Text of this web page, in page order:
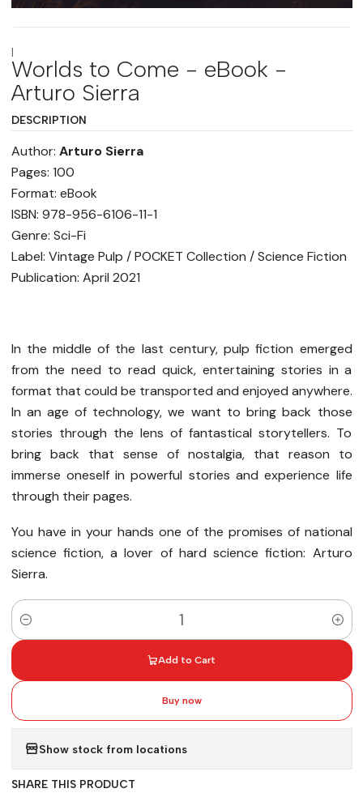
|
Worlds to Come - eBook -
Arturo Sierra
DESCRIPTION
Author: Arturo Sierra
Pages: 100
Format: eBook
ISBN: 978-956-6106-11-1
Genre: Sci-Fi
Label: Vintage Pulp / POCKET Collection / Science Fiction
Publication: April 2021
In the middle of the last century, pulp fiction emerged
from the need to read quick, entertaining stories in a
format that could be transported and enjoyed anywhere.
In an age of technology, we want to bring back those
stories through the lens of fantastical storytellers. To
bring back that sense of nostalgia, that reason to
immerse oneself in powerful stories and experience life
through their pages.
You have in your hands one of the promises of national
science fiction, a lover of hard science fiction: Arturo
Sierra.
Quantity
Add to Cart
Buy now
Show stock from locations
SHARE THIS PRODUCT